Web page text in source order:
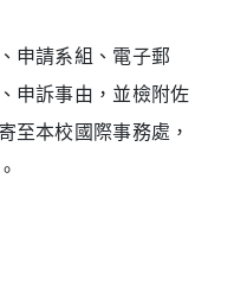
申請系組、電子郵
申訴事由，並檢附佐
至本校國際事務處，